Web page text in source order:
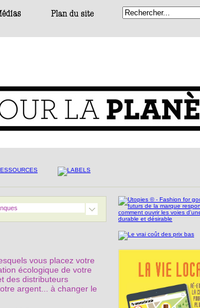
vous placez votre
écologique de votre
des distributeurs
argent... à changer le